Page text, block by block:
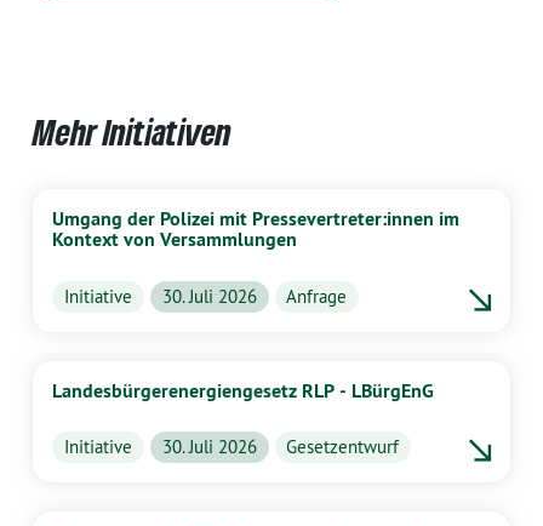
Mehr Initiativen
Umgang der Polizei mit Pressevertreter:innen im
Kontext von Versammlungen
Initiative 30. Juli 2026 Anfrage
Landesbürgerenergiengesetz RLP - LBürgEnG
Initiative 30. Juli 2026 Gesetzentwurf